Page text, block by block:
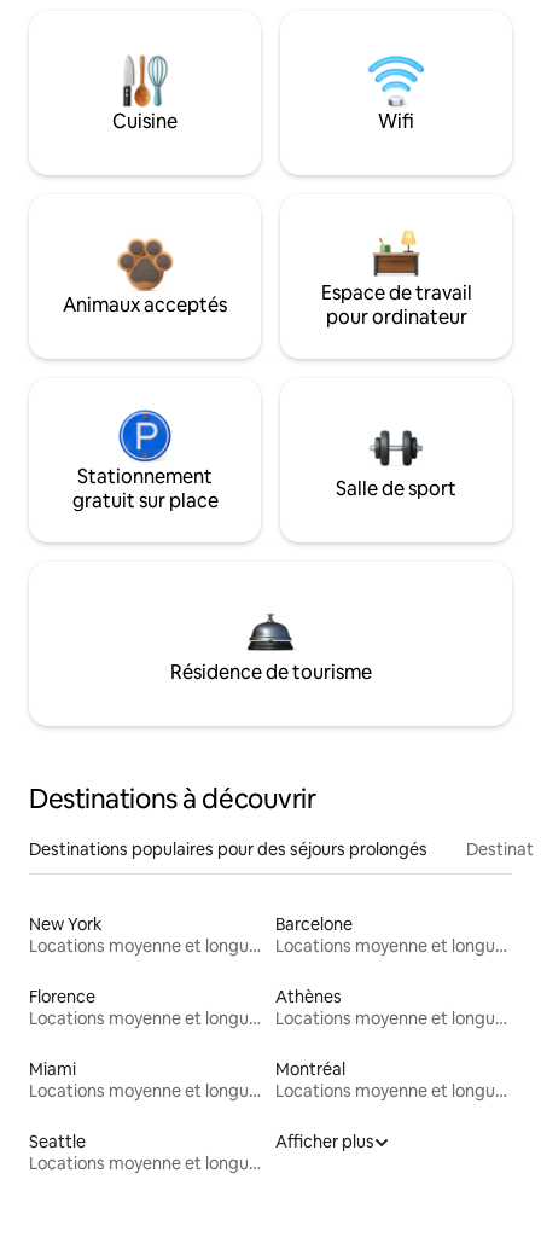
Cuisine Wifi
Animaux acceptés
Espace de travail
pour ordinateur
Stationnement
gratuit sur place
Salle de sport
Résidence de tourisme
Destinations à découvrir
Destinations populaires pour des séjours prolongés
New York
Locations moyenne et longue durée
Barcelone
Locations moyenne et longue durée
Florence
Locations moyenne et longue durée
Athènes
Locations moyenne et longue durée
Miami
Locations moyenne et longue durée
Montréal
Locations moyenne et longue durée
Seattle
Locations moyenne et longue durée
Afficher plus